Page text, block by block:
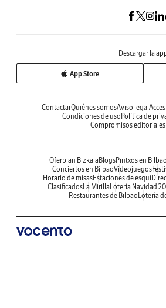
Descargar la
App Store
ContactarQuiénes somosAviso legal
Condiciones de uso Política de
Compromisos editoriales
Oferplan Bizkaia BlogsPintxos en Bilbao
Conciertos en BilbaoVideojuegos
Horario de misasEstaciones de esquí
ClasificadosLa Mirilla Lotería Navidad
Restaurantes de Bilbao Lotería